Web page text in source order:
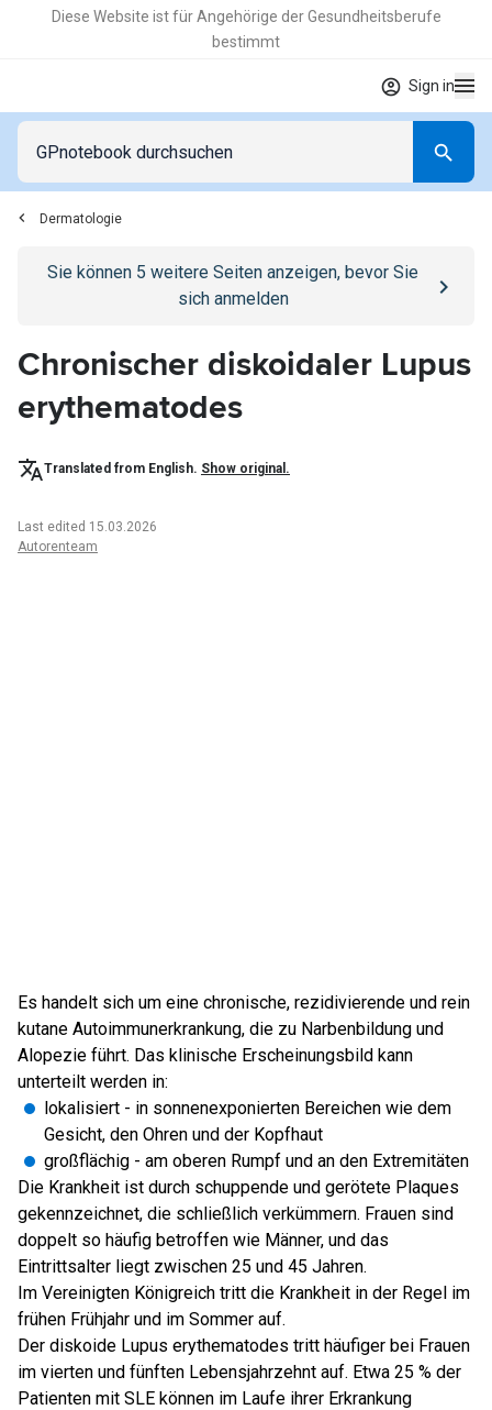
Diese Website ist für Angehörige der Gesundheitsberufe
bestimmt
Sign in
Dermatologie
Go to/anmeldenpage
Sie können 5 weitere Seiten anzeigen, bevor Sie
sich anmelden
Chronischer diskoidaler Lupus
erythematodes
Translated from English. Show original.
Last edited 15.03.2026
Autorenteam
Es handelt sich um eine chronische, rezidivierende und rein
kutane Autoimmunerkrankung, die zu Narbenbildung und
Alopezie führt. Das klinische Erscheinungsbild kann
unterteilt werden in:
lokalisiert - in sonnenexponierten Bereichen wie dem
Gesicht, den Ohren und der Kopfhaut
großflächig - am oberen Rumpf und an den Extremitäten
Die Krankheit ist durch schuppende und gerötete Plaques
gekennzeichnet, die schließlich verkümmern. Frauen sind
doppelt so häufig betroffen wie Männer, und das
Eintrittsalter liegt zwischen 25 und 45 Jahren.
Im Vereinigten Königreich tritt die Krankheit in der Regel im
frühen Frühjahr und im Sommer auf.
Der diskoide Lupus erythematodes tritt häufiger bei Frauen
im vierten und fünften Lebensjahrzehnt auf. Etwa 25 % der
Patienten mit SLE können im Laufe ihrer Erkrankung